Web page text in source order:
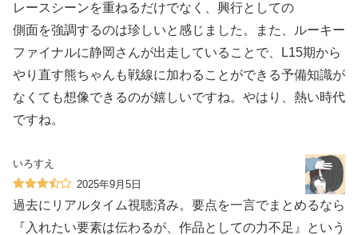
レースシーンを重ねるだけでなく、興行としての
側面を強調するのは珍しいと感じました。また、ルーキー
ファイナルに静岡さんが出走していることで、L15期から
やり直す熊ちゃんも戦線に加わることができる予備知識が
なくても想像できるのが嬉しいですね。やはり、熱い時代
ですね。
いろすえ
2025年9月5日
過去にリアルタイム視聴済み。要点を一言でまとめるなら
『入れたい要素は伝わるが、作品としての力不足』という